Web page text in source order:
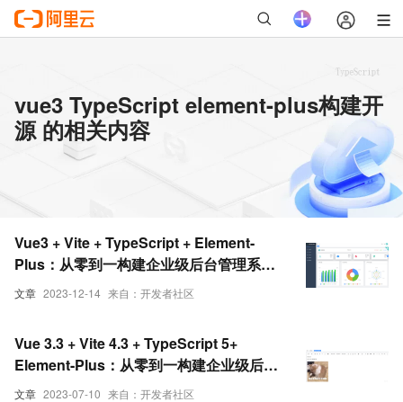
vue3 TypeScript element-plus构建开
源 的相关内容
文章 2023-12-14 来自：开发者社区
Vue3 + Vite + TypeScript + Element-
Plus：从零到一构建企业级后台管理系统
（前后端开源）(1)
文章 2023-07-10 来自：开发者社区
Vue 3.3 + Vite 4.3 + TypeScript 5+
Element-Plus：从零到一构建企业级后台
管理系统（前后端开源）（四）